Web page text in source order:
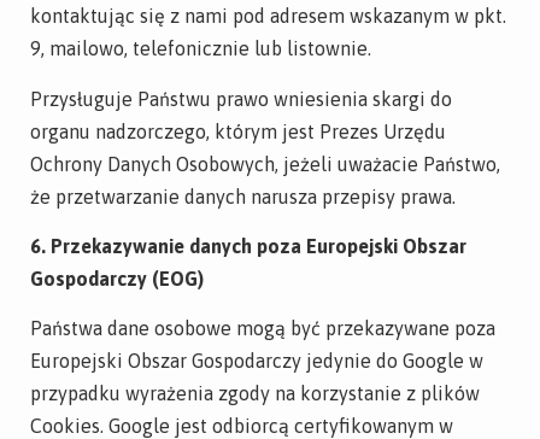
kontaktując się z nami pod adresem wskazanym w pkt.
9, mailowo, telefonicznie lub listownie.
Przysługuje Państwu prawo wniesienia skargi do
organu nadzorczego, którym jest Prezes Urzędu
Ochrony Danych Osobowych, jeżeli uważacie Państwo,
że przetwarzanie danych narusza przepisy prawa.
6. Przekazywanie danych poza Europejski Obszar
Gospodarczy (EOG)
Państwa dane osobowe mogą być przekazywane poza
Europejski Obszar Gospodarczy jedynie do Google w
przypadku wyrażenia zgody na korzystanie z plików
Cookies. Google jest odbiorcą certyfikowanym w